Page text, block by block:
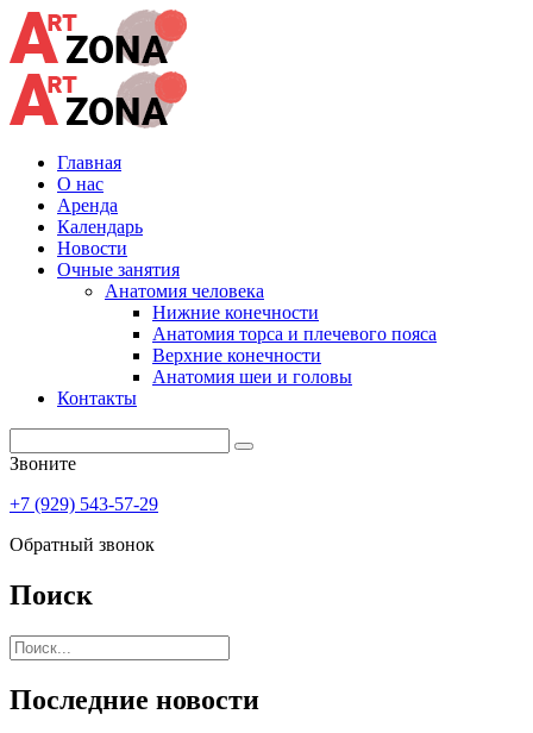
Главная
О нас
Аренда
Календарь
Новости
Очные занятия
Анатомия человека
Нижние конечности
Анатомия торса и плечевого пояса
Верхние конечности
Анатомия шеи и головы
Контакты
Звоните
+7 (929) 543-57-29
Обратный звонок
Поиск
Последние новости